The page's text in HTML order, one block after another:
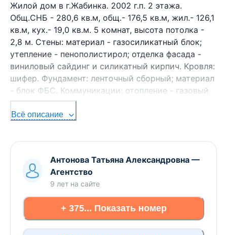
Жилой дом в г.Жабинка. 2002 г.п. 2 этажа.
Общ.СНБ - 280,6 кв.м, общ.- 176,5 кв.м, жил.- 126,1
кв.м, кух.- 19,0 кв.м. 5 комнат, высота потолка -
2,8 м. Стены: материал - газосиликатный блок;
утепление - пенополистирол; отделка фасада -
виниловый сайдинг и силикатный кирпич. Кровля:
шифер. Фундамент: ленточный сборный; материал
- блок ФБС. Коммуникации: отопление - газовый
котел, газ - централизованный, водоснабжение -
централизованный водопровод, электричество -
Хоз.постройки: баня 40,0 кв.м. Участок - 0,1500 га.
Лот - 193801. Смотреть подробнее.
Здесь можно подписаться на рассылку новых
предложений и снижения цен по ДОМАМ и
УЧАСТКАМ в Брестском регионе прямо Вам в
Viber или Telegram ЗАО «АЛЬТЕРНАТИВА Брест».
Всё описание
Антонова Татьяна Александровна —
Агентство
9 лет на сайте
+ 375... Показать номер